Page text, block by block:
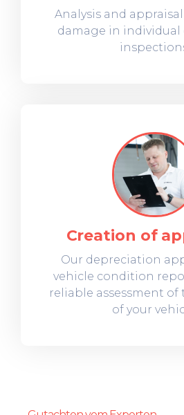
Analysis and
damage in individual
Creation of
Our depreciation
vehicle condition
reliable assessment
of your